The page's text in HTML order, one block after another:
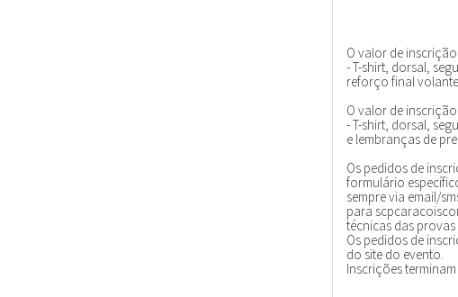
O valor de
- T-shirt, dorsal,
reforço final
O valor de
- T-shirt, dorsal,
e lembranças de
Os pedidos de
formulário
sempre via email/
para
técnicas das
Os pedidos de
do site do evento.
Inscrições terminam